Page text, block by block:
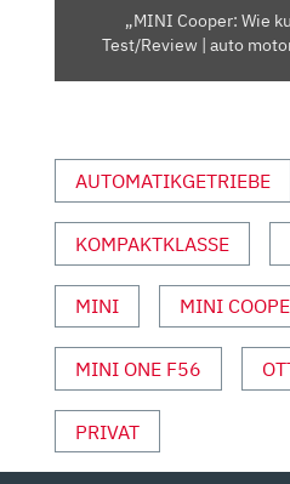
TEST/REVIEW
SPORT“
VON
ANZEIGEN
„MINI Cooper: Wie
Test/Review | auto
AUTOMATIKGETRIEBE
KOMPAKTKLASSE
MINI MINI
MINI ONE F56
PRIVAT